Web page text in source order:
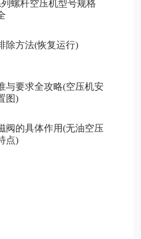
螺杆空压机型号规格
除方法(恢复运行)
与要求全攻略(空压机安
图)
阀的具体作用(无油空压
点)